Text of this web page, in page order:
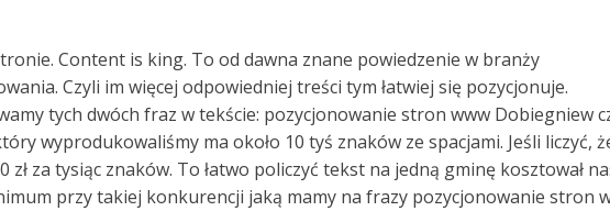
Content is king. To od dawna znane powiedzenie w branży
Czyli im więcej odpowiedniej treści tym łatwiej się pozycjonuje.
tych dwóch fraz w tekście: pozycjonowanie stron www Dobiegniew
wyprodukowaliśmy ma około 10 tyś znaków ze spacjami. Jeśli liczyć,
za tysiąc znaków. To łatwo policzyć tekst na jedną gminę kosztował
przy takiej konkurencji jaką mamy na frazy pozycjonowanie stron